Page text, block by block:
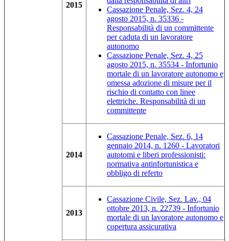
2015
Cassazione Penale, Sez. 4, 24
agosto 2015, n. 35336 -
Responsabilità di un committente
per caduta di un lavoratore
autonomo
Cassazione Penale, Sez. 4, 25
agosto 2015, n. 35534 - Infortunio
mortale di un lavoratore autonomo e
omessa adozione di misure per il
rischio di contatto con linee
elettriche. Responsabilità di un
committente
2014
Cassazione Penale, Sez. 6, 14
gennaio 2014, n. 1260 - Lavoratori
autotomi e liberi professionisti:
normativa antinfortunistica e
obbligo di referto
2013
Cassazione Civile, Sez. Lav., 04
ottobre 2013, n. 22739 - Infortunio
mortale di un lavoratore autonomo e
copertura assicurativa